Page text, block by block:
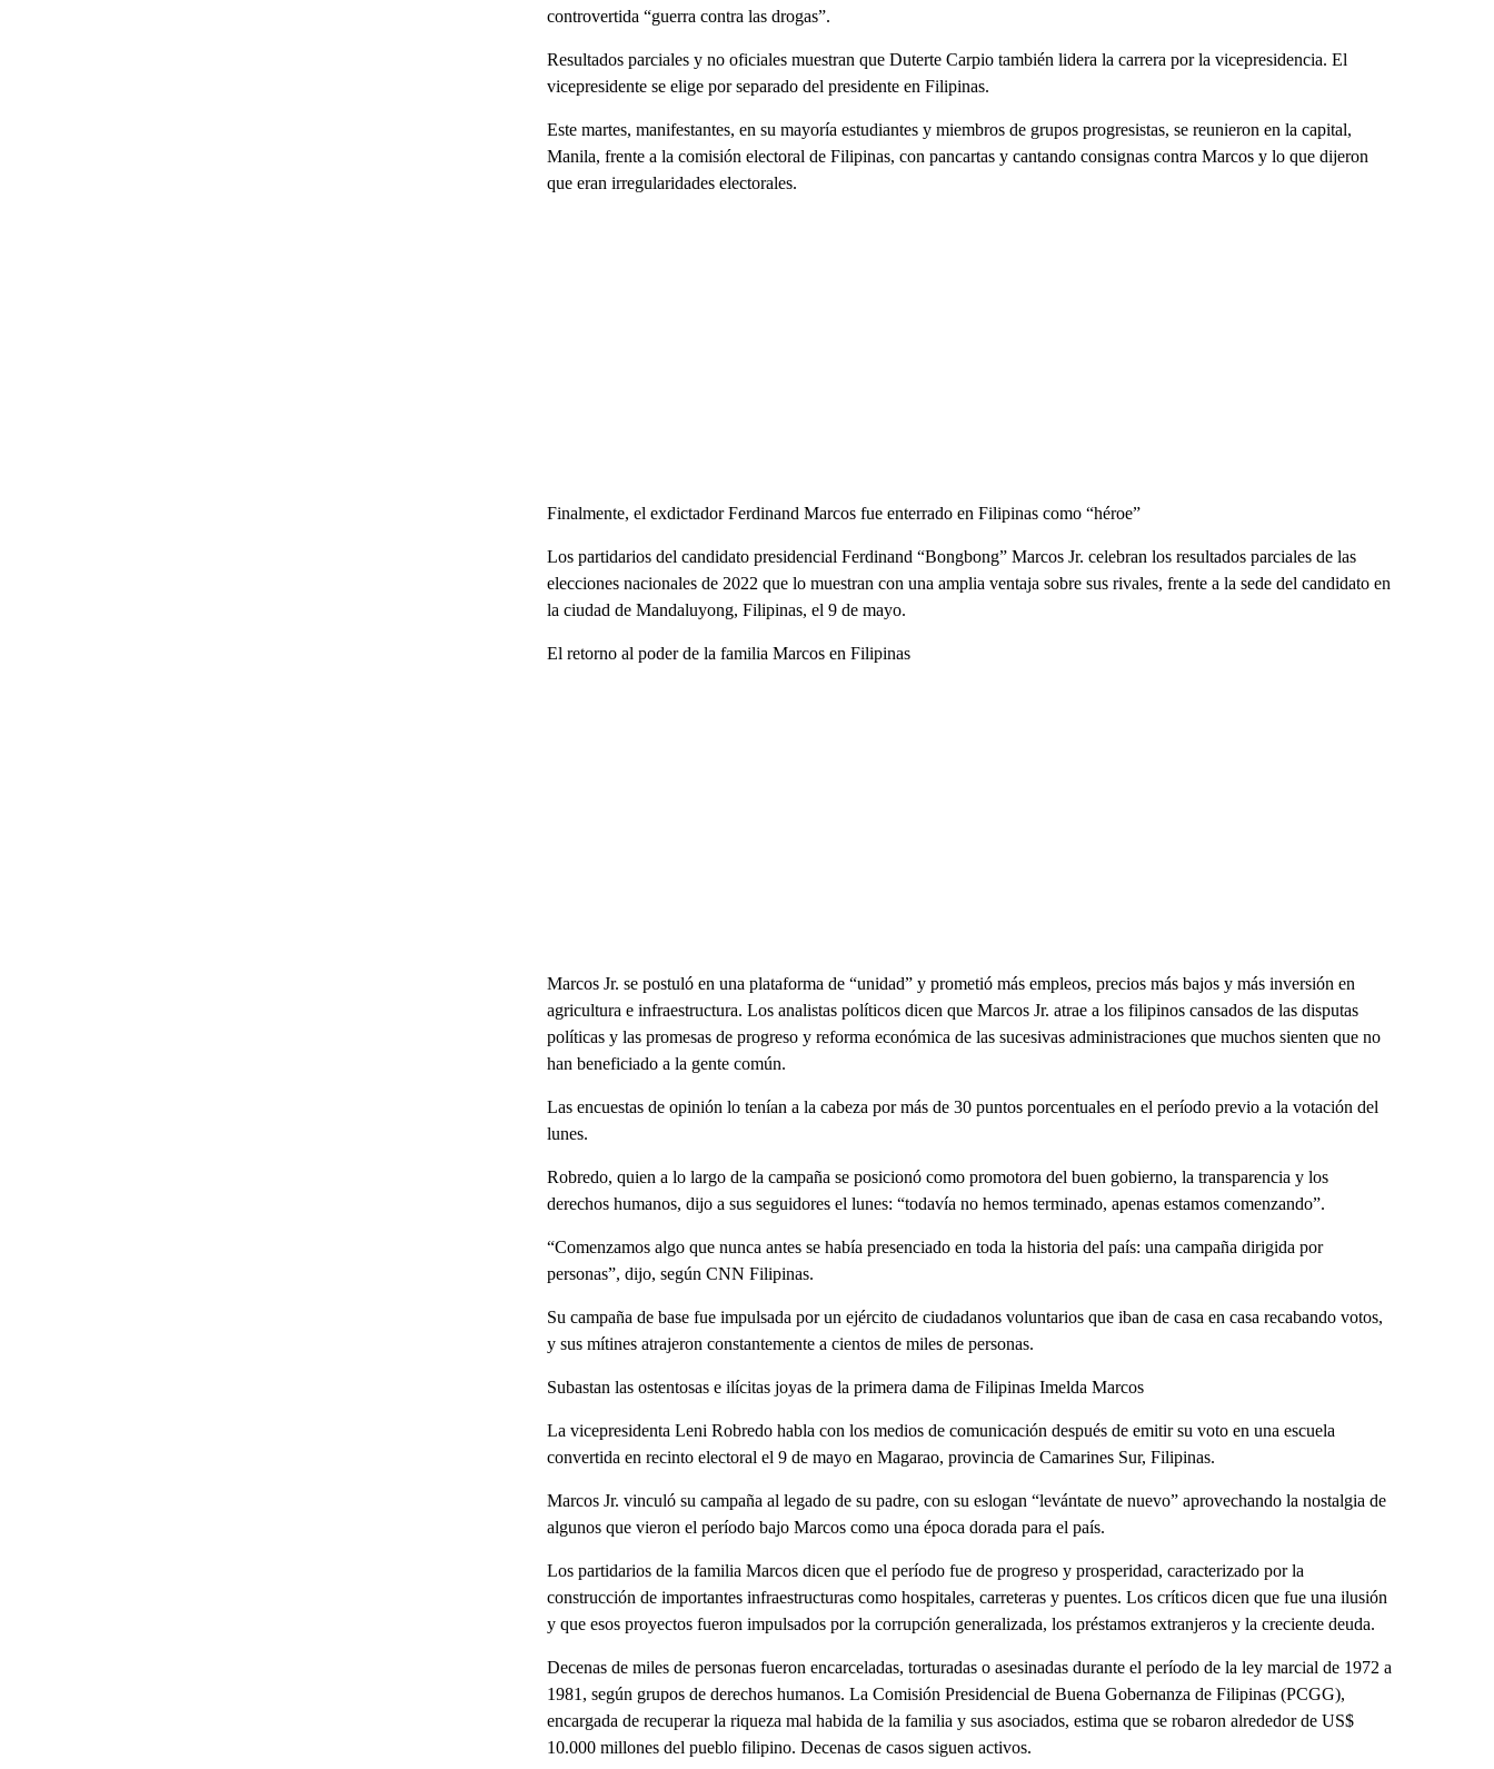
controvertida “guerra contra las drogas”.
Resultados parciales y no oficiales muestran que Duterte Carpio también lidera la carrera por la vicepresidencia. El
vicepresidente se elige por separado del presidente en Filipinas.
Este martes, manifestantes, en su mayoría estudiantes y miembros de grupos progresistas, se reunieron en la capital,
Manila, frente a la comisión electoral de Filipinas, con pancartas y cantando consignas contra Marcos y lo que dijeron
que eran irregularidades electorales.
Finalmente, el exdictador Ferdinand Marcos fue enterrado en Filipinas como “héroe”
Los partidarios del candidato presidencial Ferdinand “Bongbong” Marcos Jr. celebran los resultados parciales de las
elecciones nacionales de 2022 que lo muestran con una amplia ventaja sobre sus rivales, frente a la sede del candidato en
la ciudad de Mandaluyong, Filipinas, el 9 de mayo.
El retorno al poder de la familia Marcos en Filipinas
Marcos Jr. se postuló en una plataforma de “unidad” y prometió más empleos, precios más bajos y más inversión en
agricultura e infraestructura. Los analistas políticos dicen que Marcos Jr. atrae a los filipinos cansados de las disputas
políticas y las promesas de progreso y reforma económica de las sucesivas administraciones que muchos sienten que no
han beneficiado a la gente común.
Las encuestas de opinión lo tenían a la cabeza por más de 30 puntos porcentuales en el período previo a la votación del
lunes.
Robredo, quien a lo largo de la campaña se posicionó como promotora del buen gobierno, la transparencia y los
derechos humanos, dijo a sus seguidores el lunes: “todavía no hemos terminado, apenas estamos comenzando”.
“Comenzamos algo que nunca antes se había presenciado en toda la historia del país: una campaña dirigida por
personas”, dijo, según CNN Filipinas.
Su campaña de base fue impulsada por un ejército de ciudadanos voluntarios que iban de casa en casa recabando votos,
y sus mítines atrajeron constantemente a cientos de miles de personas.
Subastan las ostentosas e ilícitas joyas de la primera dama de Filipinas Imelda Marcos
La vicepresidenta Leni Robredo habla con los medios de comunicación después de emitir su voto en una escuela
convertida en recinto electoral el 9 de mayo en Magarao, provincia de Camarines Sur, Filipinas.
Marcos Jr. vinculó su campaña al legado de su padre, con su eslogan “levántate de nuevo” aprovechando la nostalgia de
algunos que vieron el período bajo Marcos como una época dorada para el país.
Los partidarios de la familia Marcos dicen que el período fue de progreso y prosperidad, caracterizado por la
construcción de importantes infraestructuras como hospitales, carreteras y puentes. Los críticos dicen que fue una ilusión
y que esos proyectos fueron impulsados por la corrupción generalizada, los préstamos extranjeros y la creciente deuda.
Decenas de miles de personas fueron encarceladas, torturadas o asesinadas durante el período de la ley marcial de 1972 a
1981, según grupos de derechos humanos. La Comisión Presidencial de Buena Gobernanza de Filipinas (PCGG),
encargada de recuperar la riqueza mal habida de la familia y sus asociados, estima que se robaron alrededor de US$
10.000 millones del pueblo filipino. Decenas de casos siguen activos.